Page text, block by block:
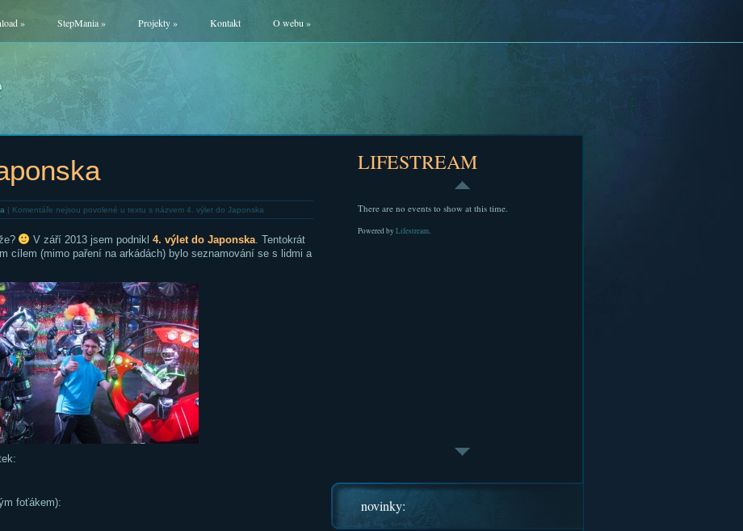
» StepMania» Projekty» Kontakt O webu »
| Komentáře nejsou povolené u textu s názvem 4. výlet do Japonska
V září 2013 jsem podnikl4. výlet do Japonska. Tentokrát
cílem (mimo paření na arkádách) bylo seznamování se s lidmi a
foťákem):
LIFESTREAM
There are no events to show at this time.
Powered by Lifestream.
novinky: